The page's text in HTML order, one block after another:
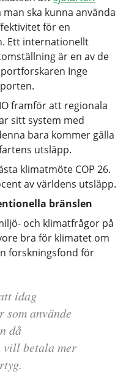
man ska kunna använda
för en
Ett internationellt
är en av de
Inge
framför att regionala
sitt system med
bara kommer gälla
utsläpp.
klimatmöte COP 26.
av världens utsläpp.
bränslen
och klimatfrågor på
bra för klimatet om
forskningsfond för
idag
som använde
då
vill betala mer